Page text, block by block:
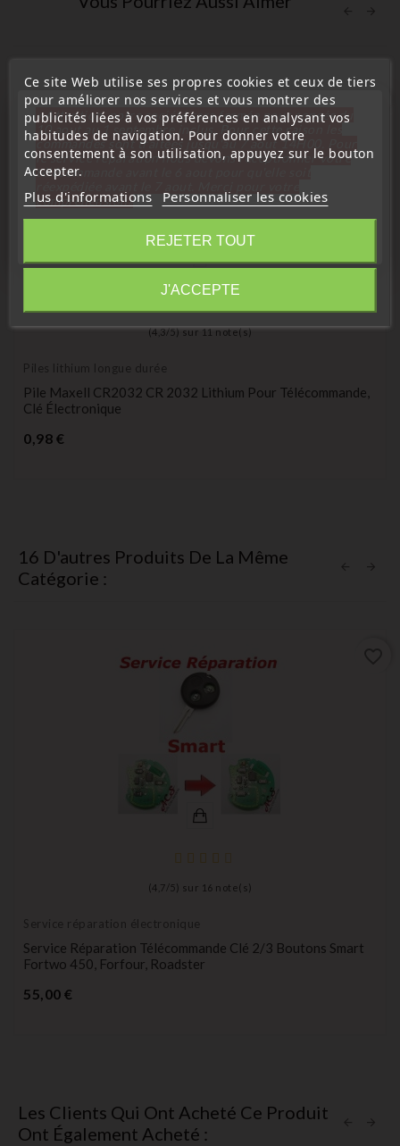
(4,3/5 ) sur 11 note(s)
Piles lithium longue durée
Pile Maxell CR2032 CR 2032 Lithium Pour Télécommande,
Clé Électronique
0,98 €
16 D'autres Produits De La Même
Catégorie :
(4,7 / 5) sur 16 note(s)
Service réparation électronique
Service Réparation Télécommande Clé 2/3 Boutons Smart
Fortwo 450, Forfour, Roadster
55,00 €
Les Clients Qui Ont Acheté Ce Produit
Ont Également Acheté :
Ce site Web utilise ses propres cookies et ceux de tiers
pour améliorer nos services et vous montrer des
publicités liées à vos préférences en analysant vos
habitudes de navigation. Pour donner votre
consentement à son utilisation, appuyez sur le bouton
Accepter.
Plus d'informations Personnaliser les cookies
REJETER TOUT
J'ACCEPTE
« Attention, notre société sera fermée pour congés du
10 aout au 1 septembre inclus. Pour cette raison les
commandes sont traitées jusqu'au 7 aout 14H00. Pour
le service réparation nous devons réceptionner votre
télécommande avant le 6 aout pour qu'elle soit
compréhension»
Fermer
Information